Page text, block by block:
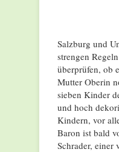
Salzburg und
strengen
überprüfen, ob
Mutter Oberin
sieben Kinder
und hoch
Kindern, vor
Baron ist bald
Schrader, einer